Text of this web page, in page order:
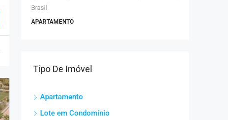
Brasil
APARTAMENTO
Tipo De Imóvel
Apartamento
Lote em Condomínio